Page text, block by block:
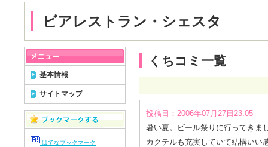
ビアレストラン・シェスタ
くちコミ一覧
投稿日：2006年07月27日23:05
暑い夏。ビール祭りに行ってきま
カクテルも充実していて結構いい
基本情報
サイトマップ
はてなブックマーク